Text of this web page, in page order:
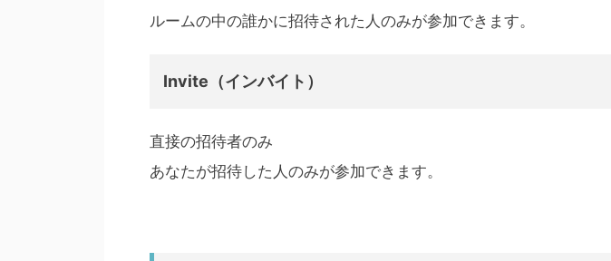
ルームの中の誰かに招待された人のみが参加できます。
Invite（インバイト）
直接の招待者のみ
あなたが招待した人のみが参加できます。